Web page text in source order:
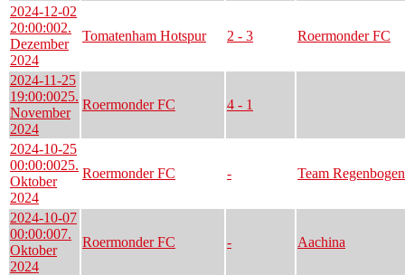
2024-12-02
20:00:002.
Dezember
2024
Tomatenham Hotspur 2 - 3 Roermonder FC
2024-11-25
19:00:0025.
November
2024
Roermonder FC 4 - 1
2024-10-25
00:00:0025.
Oktober
2024
Roermonder FC - Team Regenbogen
2024-10-07
00:00:007.
Oktober
2024
Roermonder FC - Aachina